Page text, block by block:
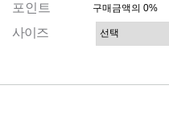
포인트 구매금액의 0%
사이즈